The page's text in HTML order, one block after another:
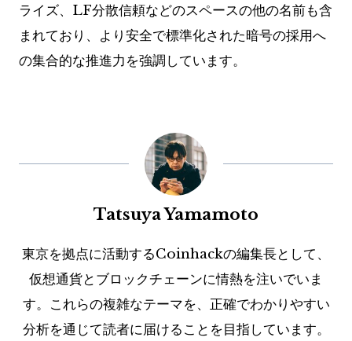
ライズ、LF分散信頼などのスペースの他の名前も含
まれており、より安全で標準化された暗号の採用へ
の集合的な推進力を強調しています。
Tatsuya Yamamoto
東京を拠点に活動するCoinhackの編集長として、
仮想通貨とブロックチェーンに情熱を注いでいま
す。これらの複雑なテーマを、正確でわかりやすい
分析を通じて読者に届けることを目指しています。